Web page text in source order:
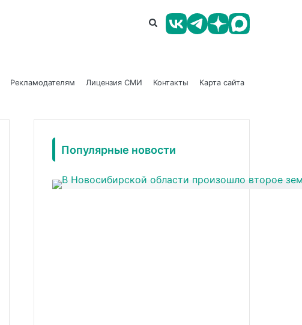
Рекламодателям Лицензия СМИ Контакты Карта сайта
Популярные новости